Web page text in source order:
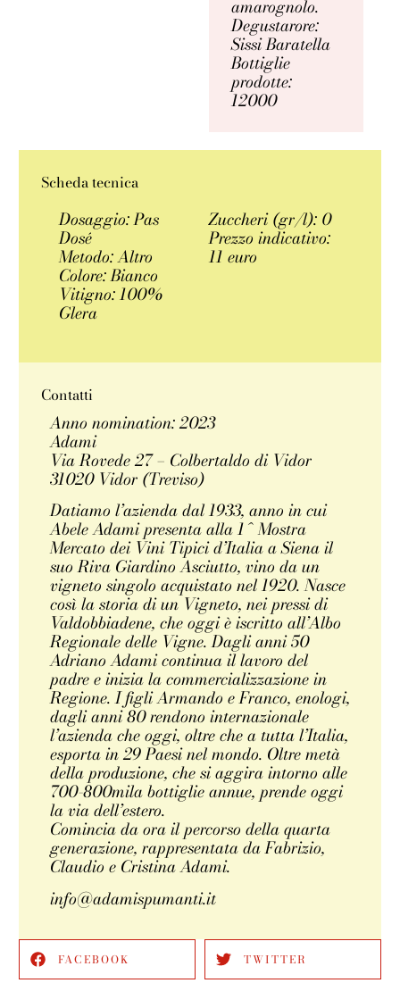
amarognolo.
Degustarore:
Sissi Baratella
Bottiglie
prodotte:
12000
Scheda tecnica
Dosaggio: Pas
Dosé
Metodo: Altro
Colore: Bianco
Vitigno: 100%
Glera
Zuccheri (gr/l): 0
Prezzo indicativo:
11 euro
Contatti
Anno nomination: 2023
Adami
Via Rovede 27 – Colbertaldo di Vidor
31020 Vidor (Treviso)
Datiamo l’azienda dal 1933, anno in cui
Abele Adami presenta alla 1^ Mostra
Mercato dei Vini Tipici d’Italia a Siena il
suo Riva Giardino Asciutto, vino da un
vigneto singolo acquistato nel 1920. Nasce
così la storia di un Vigneto, nei pressi di
Valdobbiadene, che oggi è iscritto all’Albo
Regionale delle Vigne. Dagli anni 50
Adriano Adami continua il lavoro del
padre e inizia la commercializzazione in
Regione. I figli Armando e Franco, enologi,
dagli anni 80 rendono internazionale
l’azienda che oggi, oltre che a tutta l’Italia,
esporta in 29 Paesi nel mondo. Oltre metà
della produzione, che si aggira intorno alle
700-800mila bottiglie annue, prende oggi
la via dell’estero.
Comincia da ora il percorso della quarta
generazione, rappresentata da Fabrizio,
Claudio e Cristina Adami.
info@adamispumanti.it
FACEBOOK TWITTER